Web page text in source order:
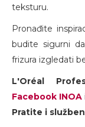
teksturu.
Pronađite
budite sigurni
frizura izgledati
L'Oréal
Facebook INOA
Pratite i